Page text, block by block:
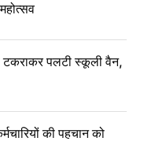
पलटी स्कूली वैन,
की पहचान को